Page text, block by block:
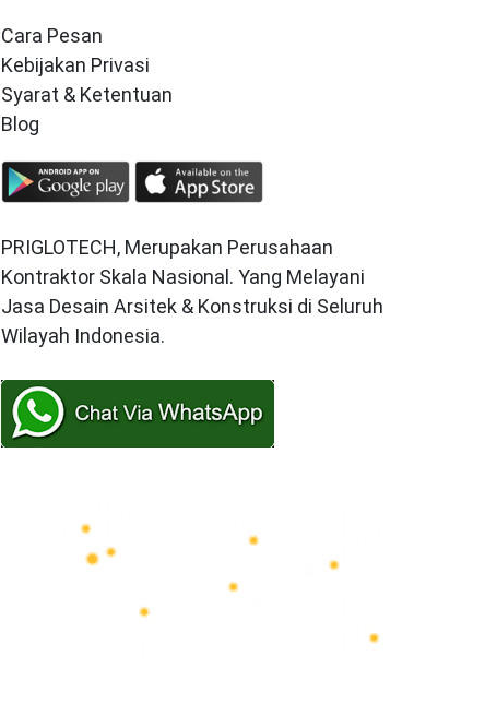
Cara Pesan
Kebijakan Privasi
Syarat & Ketentuan
Blog
PRIGLOTECH, Merupakan Perusahaan
Kontraktor Skala Nasional. Yang Melayani
Jasa Desain Arsitek & Konstruksi di Seluruh
Wilayah Indonesia.